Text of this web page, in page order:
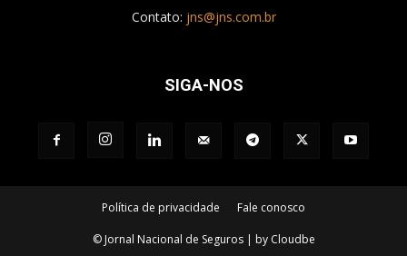
Contato: jns@jns.com.br
SIGA-NOS
Política de privacidade Fale conosco
© Jornal Nacional de Seguros | by Cloudbe